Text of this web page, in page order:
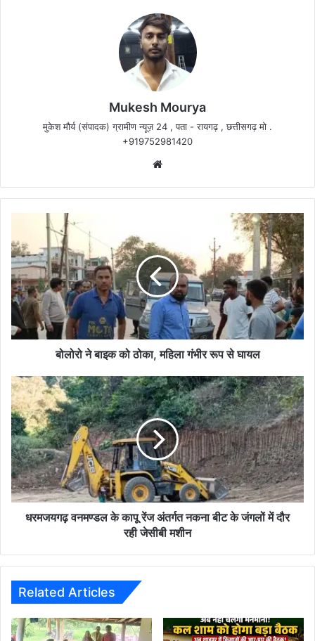
Mukesh Mourya
मुकेश मौर्य (संपादक) ग्रामीण न्यूज़ 24 , पता - रायगढ़ , छत्तीसगढ़ मो .
+919752981420
बाइक
को
ठोका,
महिला
गंभीर
रूप
से
बोलोरो ने बाइक को ठोका, महिला गंभीर रूप से घायल
धरमजयगढ़
वनमण्डल
के
कापू
रेंज
अंतर्गत
नकना
बीट
के
जंगलों
मशीन
धरमजयगढ़ वनमण्डल के कापू रेंज अंतर्गत नकना बीट के जंगलों में दौर
रही जेसीबी मशीन
Related Articles